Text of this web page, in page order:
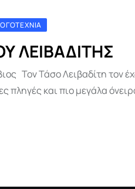
ΛΕΙΒΑΔΙΤΗΣ
Τον Τάσο Λειβαδίτη τον
πληγές και πιο μεγάλα